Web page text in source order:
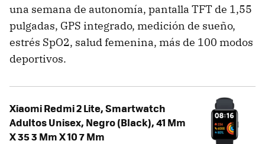
una semana de autonomía, pantalla TFT de 1,55
pulgadas, GPS integrado, medición de sueño,
estrés SpO2, salud femenina, más de 100 modos
deportivos.
Xiaomi Redmi 2 Lite, Smartwatch
Adultos Unisex, Negro (Black), 41 Mm
X 35 3 Mm X 10 7 Mm